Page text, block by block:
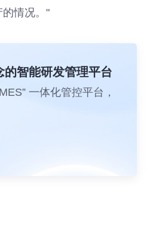
情况。"
的智能研发管理平台
一体化管控平台，